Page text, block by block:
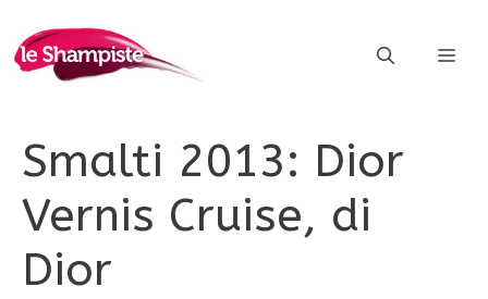
contenuto
Smalti 2013: Dior
Vernis Cruise, di
Dior